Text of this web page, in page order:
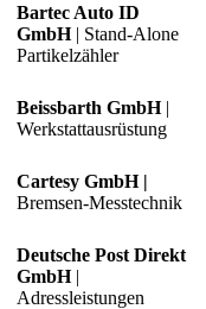
Bartec Auto ID
GmbH| Stand-Alone
Partikelzähler
Beissbarth GmbH|
Werkstattausrüstung
Cartesy GmbH |
Bremsen-Messtechnik
Deutsche Post Direkt
GmbH|
Adressleistungen